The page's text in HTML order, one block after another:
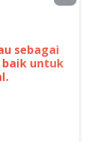
sebagai
baik untuk